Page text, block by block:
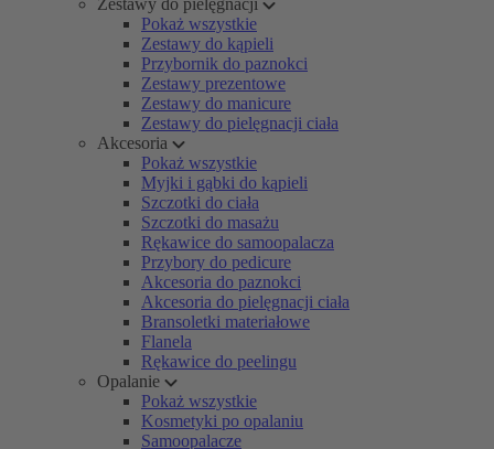
Zestawy do pielęgnacji
Pokaż wszystkie
Zestawy do kąpieli
Przybornik do paznokci
Zestawy prezentowe
Zestawy do manicure
Zestawy do pielęgnacji ciała
Akcesoria
Pokaż wszystkie
Myjki i gąbki do kąpieli
Szczotki do ciała
Szczotki do masażu
Rękawice do samoopalacza
Przybory do pedicure
Akcesoria do paznokci
Akcesoria do pielęgnacji ciała
Bransoletki materiałowe
Flanela
Rękawice do peelingu
Opalanie
Pokaż wszystkie
Kosmetyki po opalaniu
Samoopalacze